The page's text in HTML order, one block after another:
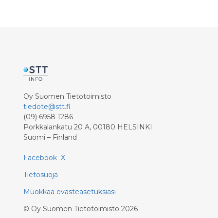
Oy Suomen Tietotoimisto
tiedote@stt.fi
(09) 6958 1286
Porkkalankatu 20 A, 00180 HELSINKI
Suomi – Finland
Facebook X
Tietosuoja
Muokkaa evästeasetuksiasi
© Oy Suomen Tietotoimisto 2026